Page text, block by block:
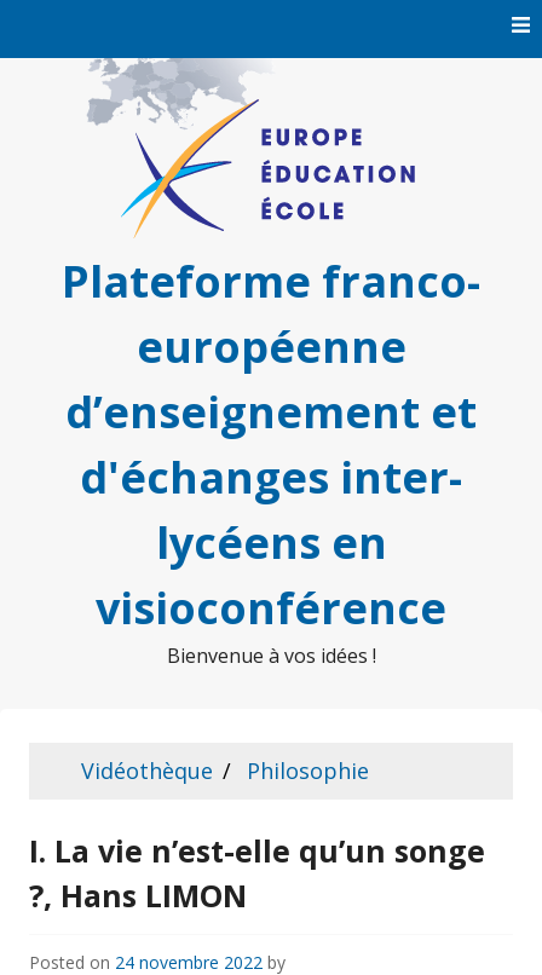
Plateforme franco-
européenne
d’enseignement et
d'échanges inter-
lycéens en
visioconférence
Bienvenue à vos idées !
Vidéothèque Philosophie
I. La vie n’est-elle qu’un songe
?, Hans LIMON
Posted on 24 novembre 2022 by